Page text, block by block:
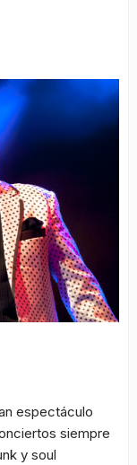
espectáculo
siempre
y soul